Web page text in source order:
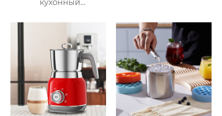
кухонный
робот для
приготовления пищи,
кухонный комбайн,
блендер, тепловизор